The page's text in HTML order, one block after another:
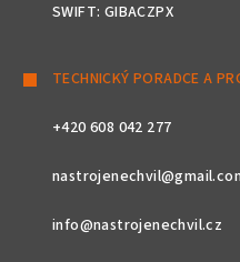
SWIFT: GIBACZPX
TECHNICKÝ PORADCE A
+420 608 042 277
info@nastrojenechvil.cz